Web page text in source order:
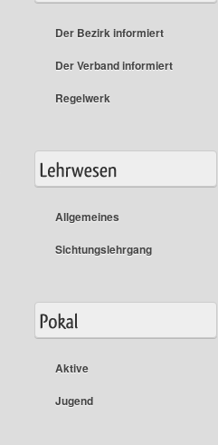
Der Bezirk informiert
Der Verband informiert
Regelwerk
Allgemeines
Sichtungslehrgang
Aktive
Jugend